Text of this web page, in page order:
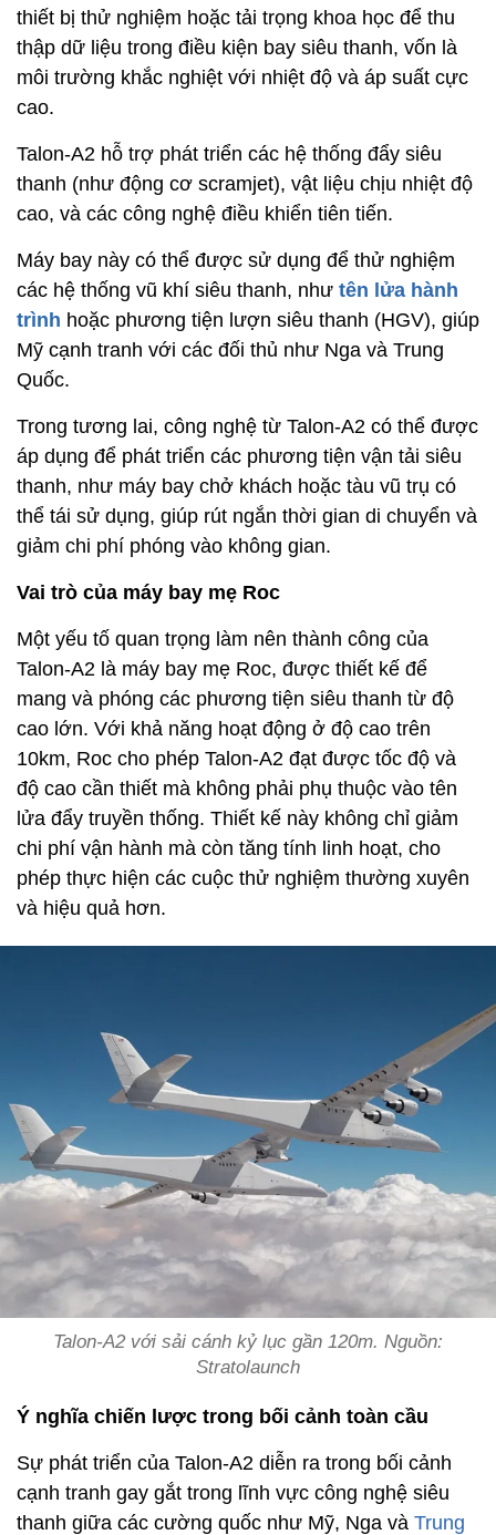
thiết bị thử nghiệm hoặc tải trọng khoa học để thu
thập dữ liệu trong điều kiện bay siêu thanh, vốn là
môi trường khắc nghiệt với nhiệt độ và áp suất cực
cao.
Talon-A2 hỗ trợ phát triển các hệ thống đẩy siêu
thanh (như động cơ scramjet), vật liệu chịu nhiệt độ
cao, và các công nghệ điều khiển tiên tiến.
Máy bay này có thể được sử dụng để thử nghiệm
các hệ thống vũ khí siêu thanh, như tên lửa hành
trình hoặc phương tiện lượn siêu thanh (HGV), giúp
Mỹ cạnh tranh với các đối thủ như Nga và Trung
Quốc.
Trong tương lai, công nghệ từ Talon-A2 có thể được
áp dụng để phát triển các phương tiện vận tải siêu
thanh, như máy bay chở khách hoặc tàu vũ trụ có
thể tái sử dụng, giúp rút ngắn thời gian di chuyển và
giảm chi phí phóng vào không gian.
Vai trò của máy bay mẹ Roc
Một yếu tố quan trọng làm nên thành công của
Talon-A2 là máy bay mẹ Roc, được thiết kế để
mang và phóng các phương tiện siêu thanh từ độ
cao lớn. Với khả năng hoạt động ở độ cao trên
10km, Roc cho phép Talon-A2 đạt được tốc độ và
độ cao cần thiết mà không phải phụ thuộc vào tên
lửa đẩy truyền thống. Thiết kế này không chỉ giảm
chi phí vận hành mà còn tăng tính linh hoạt, cho
phép thực hiện các cuộc thử nghiệm thường xuyên
và hiệu quả hơn.
Talon-A2 với sải cánh kỷ lục gần 120m. Nguồn:
Stratolaunch
Ý nghĩa chiến lược trong bối cảnh toàn cầu
Sự phát triển của Talon-A2 diễn ra trong bối cảnh
cạnh tranh gay gắt trong lĩnh vực công nghệ siêu
thanh giữa các cường quốc như Mỹ, Nga và Trung